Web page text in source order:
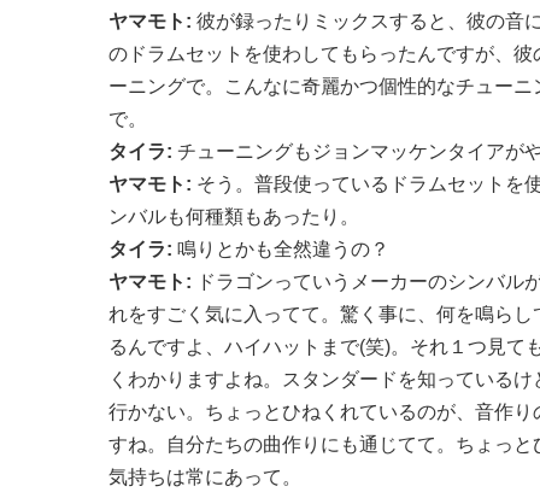
ヤマモト: 彼が録ったりミックスすると、彼の音
のドラムセットを使わしてもらったんですが、
ーニングで。こんなに奇麗かつ個性的なチュー
で。
タイラ: チューニングもジョンマッケンタイアが
ヤマモト: そう。普段使っているドラムセットを
ンバルも何種類もあったり。
タイラ: 鳴りとかも全然違うの？
ヤマモト: ドラゴンっていうメーカーのシンバル
れをすごく気に入ってて。驚く事に、何を鳴ら
るんですよ、ハイハットまで(笑)。それ１つ見て
くわかりますよね。スタンダードを知っている
行かない。ちょっとひねくれているのが、音作
すね。自分たちの曲作りにも通じてて。ちょっ
気持ちは常にあって。